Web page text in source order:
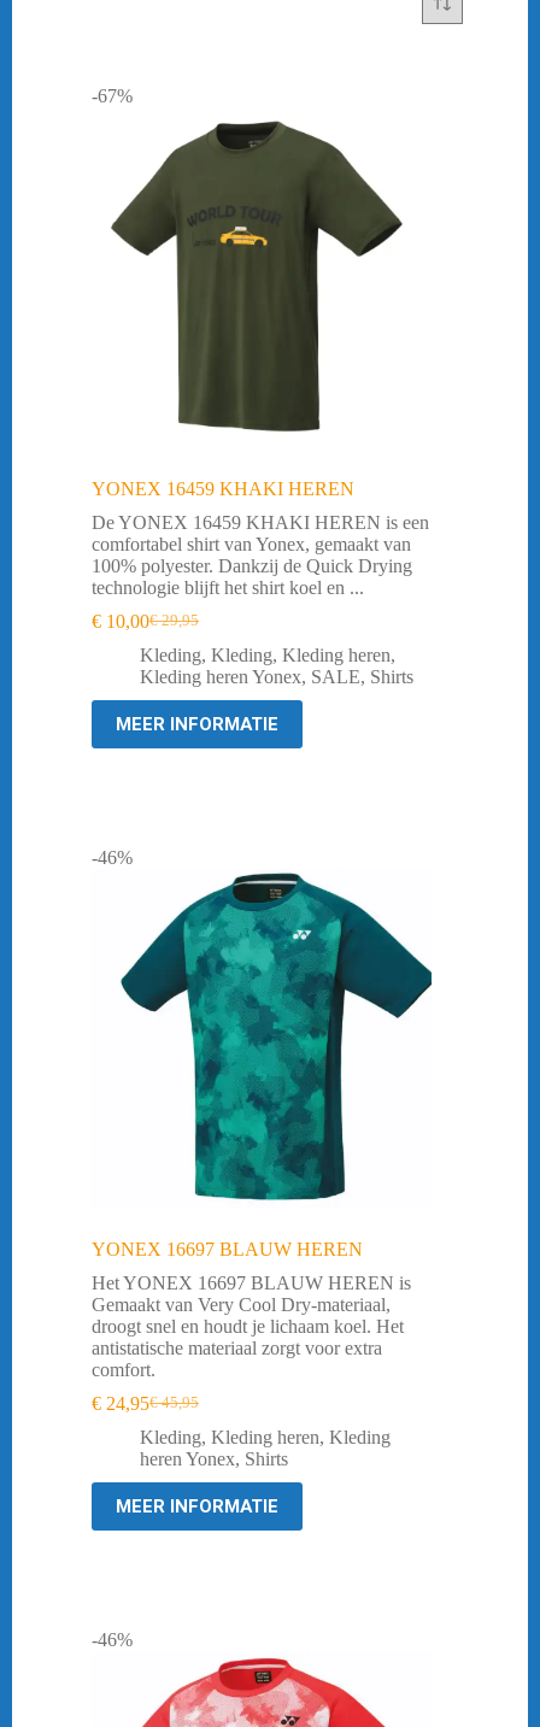
-67%
YONEX 16459 KHAKI HEREN
De YONEX 16459 KHAKI HEREN is een
comfortabel shirt van Yonex, gemaakt van
100% polyester. Dankzij de Quick Drying
technologie blijft het shirt koel en ...
€29,95
Oorspronkelijke
prijs
was:
€ 10,00Huidige
prijs
is:
Kleding, Kleding, Kleding heren,
Kleding heren Yonex, SALE, Shirts
MEER INFORMATIE
-46%
YONEX 16697 BLAUW HEREN
Het YONEX 16697 BLAUW HEREN is
Gemaakt van Very Cool Dry-materiaal,
droogt snel en houdt je lichaam koel. Het
antistatische materiaal zorgt voor extra
comfort.
€45,95
Oorspronkelijke
prijs
was:
€ 24,95Huidige
prijs
is:
Kleding, Kleding heren, Kleding
heren Yonex, Shirts
MEER INFORMATIE
-46%